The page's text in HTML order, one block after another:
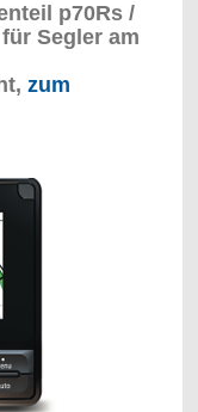
p70Rs /
Segler am
zum